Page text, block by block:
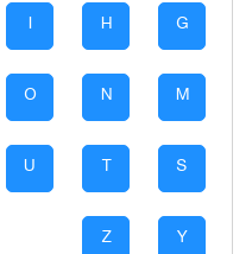
G
H
I
M
N
O
S
T
U
Y
Z